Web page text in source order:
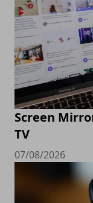
Screen
TV
07/08/2026